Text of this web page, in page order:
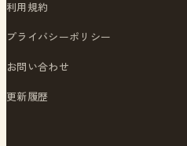
利用規約
プライバシーポリシー
お問い合わせ
更新履歴